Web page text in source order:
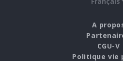
A
CGU-V
Politique vie